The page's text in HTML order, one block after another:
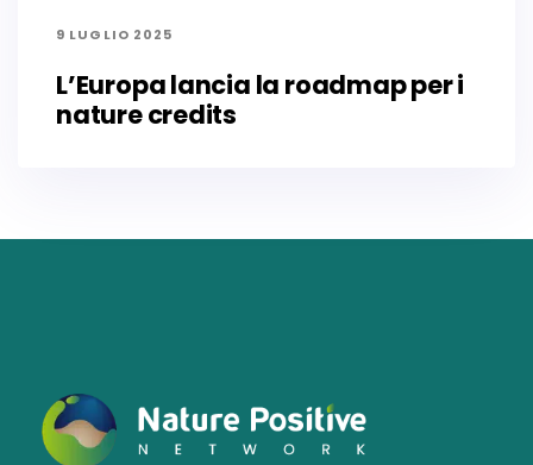
9 LUGLIO 2025
L’Europa lancia la roadmap per i
nature credits